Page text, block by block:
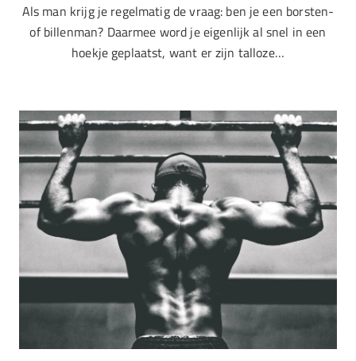
Als man krijg je regelmatig de vraag: ben je een borsten-
of billenman? Daarmee word je eigenlijk al snel in een
hoekje geplaatst, want er zijn talloze…